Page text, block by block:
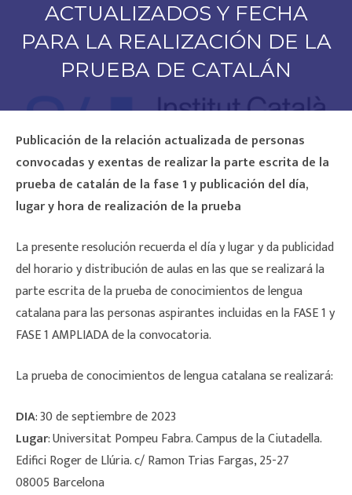
ACTUALIZADOS Y FECHA
PARA LA REALIZACIÓN DE LA
PRUEBA DE CATALÁN
Publicación de la relación actualizada de personas
convocadas y exentas de realizar la parte escrita de la
prueba de catalán de la fase 1 y publicación del día,
lugar y hora de realización de la prueba
La presente resolución recuerdael día y lugar y da publicidad
del horario y distribución de aulas en las que se realizará la
parte escrita de la prueba de conocimientos de lengua
catalana para las personas aspirantes incluidas en la FASE 1 y
FASE 1 AMPLIADA de la convocatoria.
La prueba de conocimientos de lengua catalana se realizará:
DIA: 30 de septiembre de 2023
Lugar: Universitat Pompeu Fabra. Campus de la Ciutadella.
Edifici Roger de Llúria. c/ Ramon Trias Fargas, 25-27
08005 Barcelona